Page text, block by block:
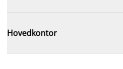
Hovedkontor